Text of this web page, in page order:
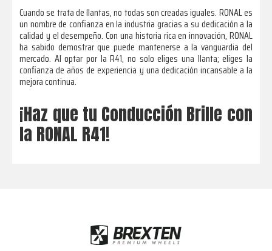
Cuando se trata de llantas, no todas son creadas iguales. RONAL es
un nombre de confianza en la industria gracias a su dedicación a la
calidad y el desempeño. Con una historia rica en innovación, RONAL
ha sabido demostrar que puede mantenerse a la vanguardia del
mercado. Al optar por la R41, no solo eliges una llanta; eliges la
confianza de años de experiencia y una dedicación incansable a la
mejora continua.
¡Haz que tu Conducción Brille con
la RONAL R41!